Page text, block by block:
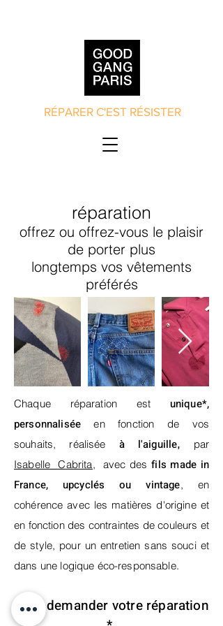
RÉPARER C'EST RÉSISTER
réparation
offrez ou offrez-vous le plaisir
de porter plus
longtemps vos vêtements
préférés
Chaque réparation est unique*,
personnaliséeen fonction de vos
souhaits, réalisée àl'aiguille, par
Isabelle Cabrita,
avec desfils made in
France, upcyclés ou vintage, en
cohérence avec les matières d'origine et
en fonction des contraintes de couleurs et
de style, pour un entretien sans souci et
dans une logique éco-responsable.
Pour demander votre réparation